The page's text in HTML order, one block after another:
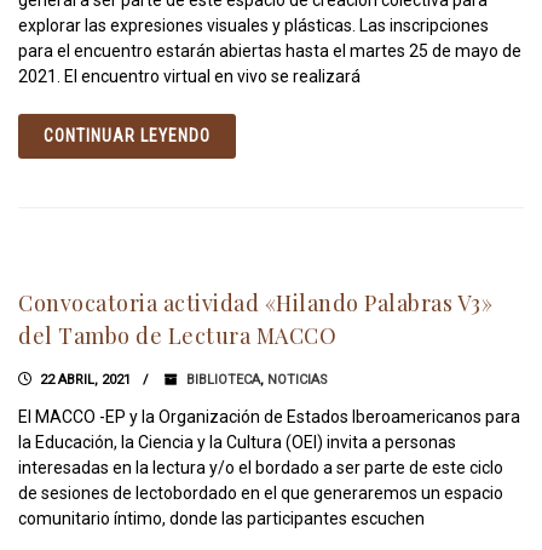
explorar las expresiones visuales y plásticas. Las inscripciones
para el encuentro estarán abiertas hasta el martes 25 de mayo de
2021. El encuentro virtual en vivo se realizará
CONTINUAR LEYENDO
Convocatoria actividad «Hilando Palabras V3»
del Tambo de Lectura MACCO
22 ABRIL, 2021 BIBLIOTECA, NOTICIAS
El MACCO -EP y la Organización de Estados Iberoamericanos para
la Educación, la Ciencia y la Cultura (OEI) invita a personas
interesadas en la lectura y/o el bordado a ser parte de este ciclo
de sesiones de lectobordado en el que generaremos un espacio
comunitario íntimo, donde las participantes escuchen